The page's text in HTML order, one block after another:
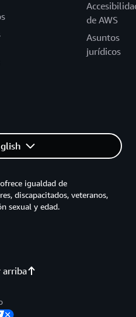
de AWS
Asuntos
jurídicos
arriba
igualdad de
discapacitados, veteranos,
sexual y edad.